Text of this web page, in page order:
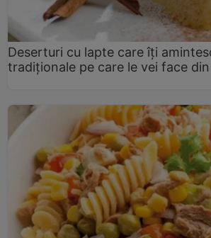
Deserturi cu lapte care îți
tradiționale pe care le vei face